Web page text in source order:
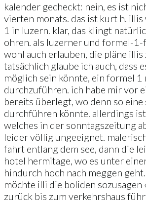
kalender gecheckt: nein, es ist
vierten monats. das ist kurt h.
1 in luzern. klar, das klingt
ohren. als luzerner und formel-
wohl auch erlauben, die pläne
tatsächlich glaube ich auch, dass
möglich sein könnte, ein formel 1
durchzuführen. ich habe mir vor
bereits überlegt, wo denn so eine
durchführen könnte. allerdings
welches in der sonntagszeitung
leider völlig ungeeignet.
fahrt entlang dem see, dann die
hotel hermitage, wo es unter
hindurch hoch nach meggen
möchte illi die boliden sozusagen
zurück bis zum verkehrshaus